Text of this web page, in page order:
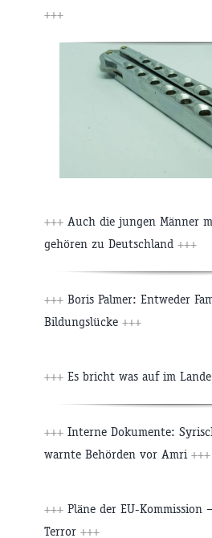
+++
+++ Auch die jungen Männer
gehören zu Deutschland +++
+++ Boris Palmer: Entweder
Bildungslücke +++
+++ Es bricht was auf im Lande
+++ Interne Dokumente:
warnte Behörden vor Amri +++
+++ Pläne der EU-Kommission
Terror +++